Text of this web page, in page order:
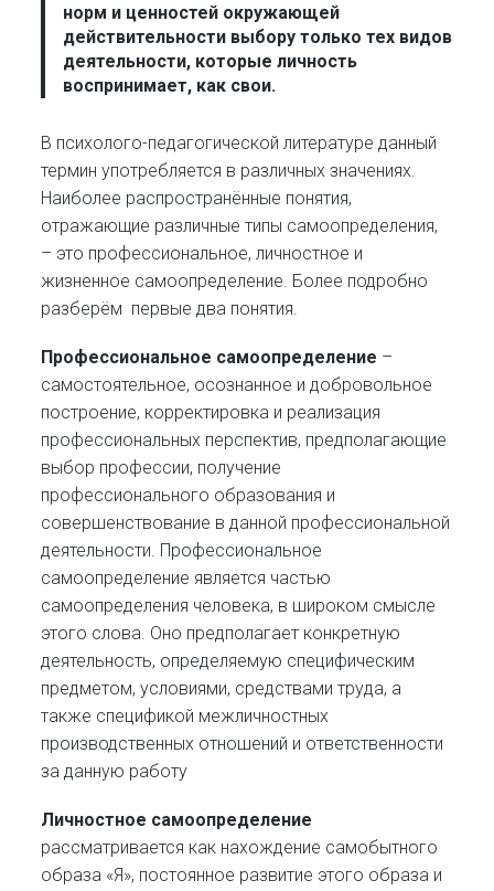
норм и ценностей окружающей
действительности выбору только тех видов
деятельности, которые личность
воспринимает, как свои.
В психолого-педагогической литературе данный
термин употребляется в различных значениях.
Наиболее распространённые понятия,
отражающие различные типы самоопределения,
– это профессиональное, личностное и
жизненное самоопределение. Более подробно
разберём первые два понятия.
Профессиональное самоопределение –
самостоятельное, осознанное и добровольное
построение, корректировка и реализация
профессиональных перспектив, предполагающие
выбор профессии, получение
профессионального образования и
совершенствование в данной профессиональной
деятельности. Профессиональное
самоопределение является частью
самоопределения человека, в широком смысле
этого слова. Оно предполагает конкретную
деятельность, определяемую специфическим
предметом, условиями, средствами труда, а
также спецификой межличностных
производственных отношений и ответственности
за данную работу
Личностное самоопределение
рассматривается как нахождение самобытного
образа «Я», постоянное развитие этого образа и